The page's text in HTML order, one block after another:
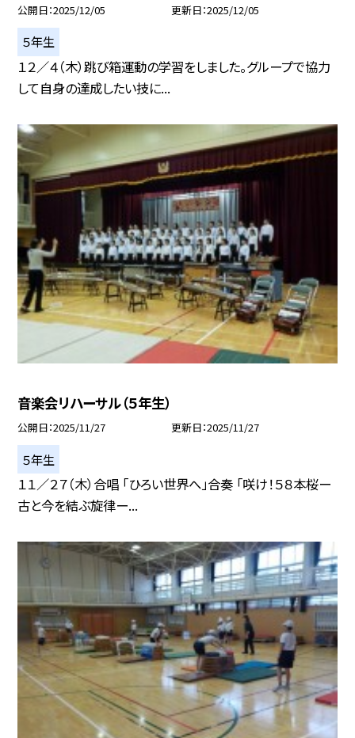
公開日 2025/12/05 更新日 2025/12/05
５年生
１２／４（木）跳び箱運動の学習をしました。グループで協力
して自身の達成したい技に...
音楽会リハーサル（５年生）
公開日 2025/11/27 更新日 2025/11/27
５年生
１１／２７（木）合唱 「ひろい世界へ」合奏 「咲け！５８本桜ー
古と今を結ぶ旋律ー...